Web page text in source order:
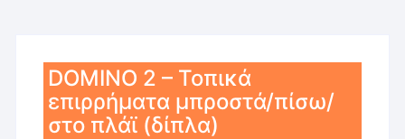
DOMINO 2 – Τοπικά
επιρρήματα μπροστά/πίσω/
στο πλάϊ (δίπλα)